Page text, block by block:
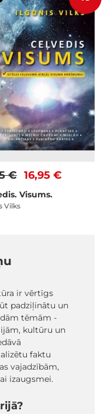
16,95 €
€
Visums.
Vilks
ir vērtīgs
padziļinātu un
tēmām -
kultūru un
faktu
vajadzībām,
izaugsmei.